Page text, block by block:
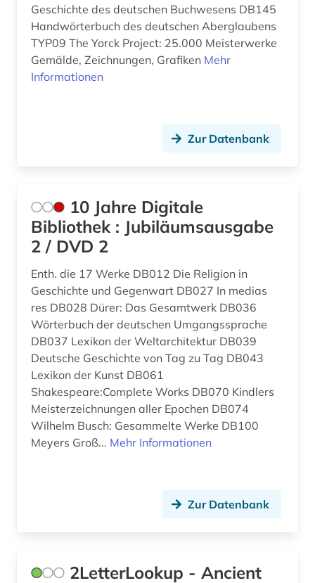
aurelius augustinus (2)
ausbildung (1)
ausstellungskatalog (1)
bagdad (1)
bamberger apokalypse (1)
bantusprachen (1)
barock (4)
barth, karl | theologe; hochschullehrer (5)
behinderung (1)
benedikt (1)
Schweiz (3)
Serbien (1)
Tuerkei (2)
USA (6)
Ukraine (1)
Ungarn (3)
Vatikanstadt (3)
Geschichte des deutschen Buchwesens DB145
Handwörterbuch des deutschen Aberglaubens
TYP09 The Yorck Project: 25.000 Meisterwerke
Gemälde, Zeichnungen, Grafiken Mehr
Informationen
Zur Datenbank
10 Jahre Digitale
Bibliothek : Jubiläumsausgabe
2 / DVD 2
Enth. die 17 Werke DB012 Die Religion in
Geschichte und Gegenwart DB027 In medias
res DB028 Dürer: Das Gesamtwerk DB036
Wörterbuch der deutschen Umgangssprache
DB037 Lexikon der Weltarchitektur DB039
Deutsche Geschichte von Tag zu Tag DB043
Lexikon der Kunst DB061
Shakespeare:Complete Works DB070 Kindlers
Meisterzeichnungen aller Epochen DB074
Wilhelm Busch: Gesammelte Werke DB100
Meyers Groß... Mehr Informationen
Zur Datenbank
2LetterLookup - Ancient